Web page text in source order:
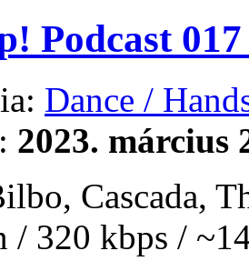
Podcast
Dance /
2023. március
Cascada,
/ 320 kbps /